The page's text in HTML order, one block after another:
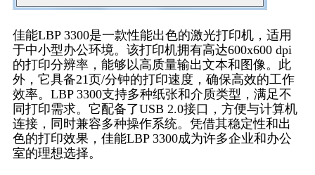
佳能LBP 3300是一款性能出色的激光打印机，适用
于中小型办公环境。该打印机拥有高达600x600 dpi
的打印分辨率，能够以高质量输出文本和图像。此
外，它具备21页/分钟的打印速度，确保高效的工作
效率。LBP 3300支持多种纸张和介质类型，满足不
同打印需求。它配备了USB 2.0接口，方便与计算机
连接，同时兼容多种操作系统。凭借其稳定性和出
色的打印效果，佳能LBP 3300成为许多企业和办公
室的理想选择。